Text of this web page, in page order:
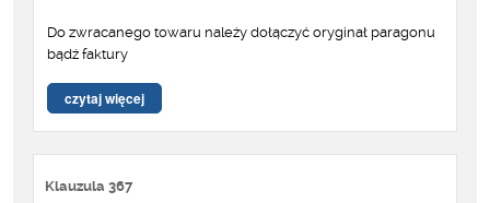
Do zwracanego towaru należy dołączyć oryginał paragonu
bądź faktury
czytaj więcej
Klauzula 367